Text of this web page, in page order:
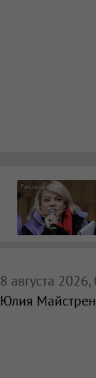
8 августа
Юлия